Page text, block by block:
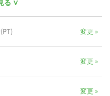
パート/アルバイト
色々な働き方があり、訪問リ
143件・
デイケア・デイサー
。
変更 »
変更 »
変更 »